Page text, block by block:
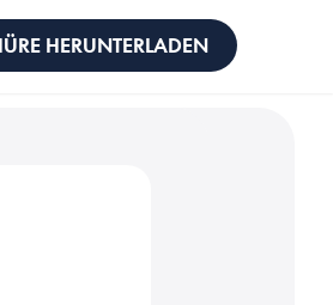
HERUNTERLADEN